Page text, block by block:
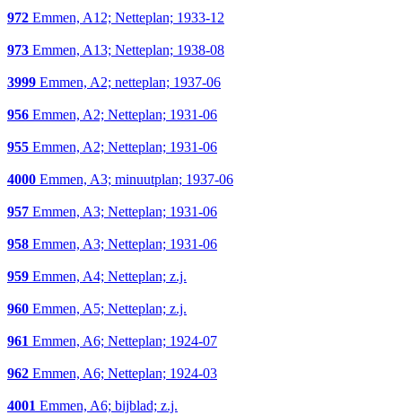
972 Emmen, A12; Netteplan; 1933-12
973 Emmen, A13; Netteplan; 1938-08
3999 Emmen, A2; netteplan; 1937-06
956 Emmen, A2; Netteplan; 1931-06
955 Emmen, A2; Netteplan; 1931-06
4000 Emmen, A3; minuutplan; 1937-06
957 Emmen, A3; Netteplan; 1931-06
958 Emmen, A3; Netteplan; 1931-06
959 Emmen, A4; Netteplan; z.j.
960 Emmen, A5; Netteplan; z.j.
961 Emmen, A6; Netteplan; 1924-07
962 Emmen, A6; Netteplan; 1924-03
4001 Emmen, A6; bijblad; z.j.